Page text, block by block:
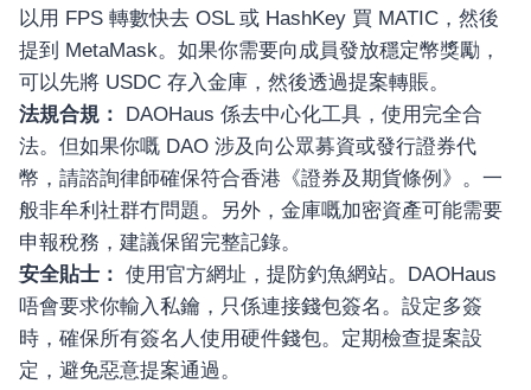
以用 FPS 轉數快去 OSL 或 HashKey 買 MATIC，然後
提到 MetaMask。如果你需要向成員發放穩定幣獎勵，
可以先將 USDC 存入金庫，然後透過提案轉賬。
法規合規：
DAOHaus 係去中心化工具，使用完全合
法。但如果你嘅 DAO 涉及向公眾募資或發行證券代
幣，請諮詢律師確保符合香港《證券及期貨條例》。一
般非牟利社群冇問題。另外，金庫嘅加密資產可能需要
申報稅務，建議保留完整記錄。
安全貼士： 使用官方網址，提防釣魚網站。DAOHaus
唔會要求你輸入私鑰，只係連接錢包簽名。設定多簽
時，確保所有簽名人使用硬件錢包。定期檢查提案設
定，避免惡意提案通過。